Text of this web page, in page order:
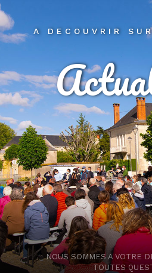
A DECOUVRIR
NOUS SOMMES A VOTRE
TOUTES